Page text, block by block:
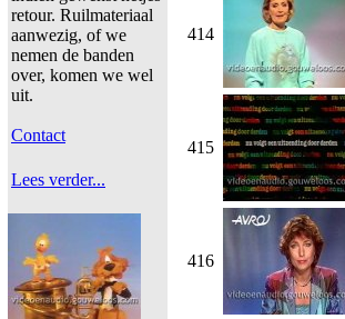
retour. Ruilmateriaal
aanwezig, of we
nemen de banden
over, komen we wel
uit.
Contact
Lees verder...
414
415
416